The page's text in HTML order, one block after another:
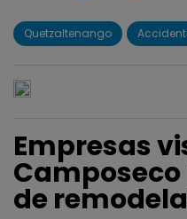
Quetzaltenango
Empresas
de